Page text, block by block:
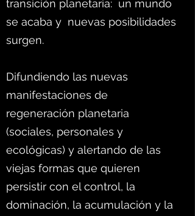
transición planetaria: un mundo
se acaba y nuevas posibilidades
surgen.
Difundiendo las nuevas
manifestaciones de
regeneración planetaria
(sociales, personales y
ecológicas) y alertando de las
viejas formas que quieren
persistir con el control, la
dominación, la acumulación y la